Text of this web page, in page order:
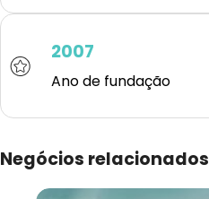
2007
Ano de fundação
Negócios relacionados